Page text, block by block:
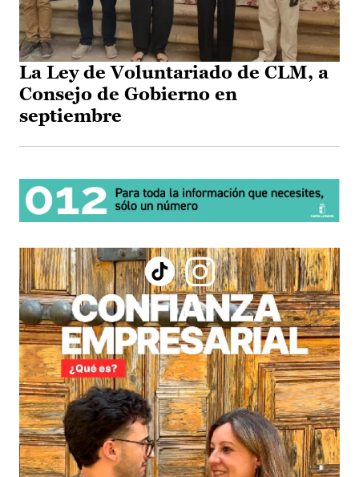
La Ley de Voluntariado de CLM, a
Consejo de Gobierno en
septiembre